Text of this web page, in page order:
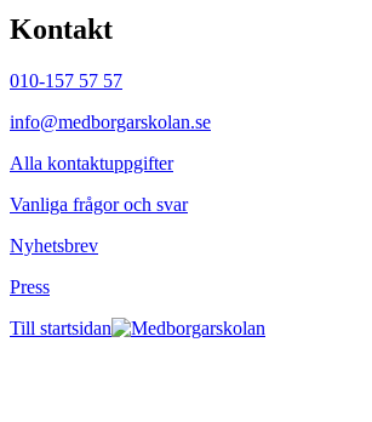
Kontakt
010-157 57 57
info@medborgarskolan.se
Alla kontaktuppgifter
Vanliga frågor och svar
Nyhetsbrev
Press
Till startsidan